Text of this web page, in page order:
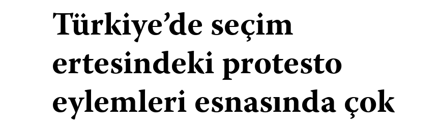
Türkiye’de seçim
ertesindeki protesto
eylemleri esnasında çok